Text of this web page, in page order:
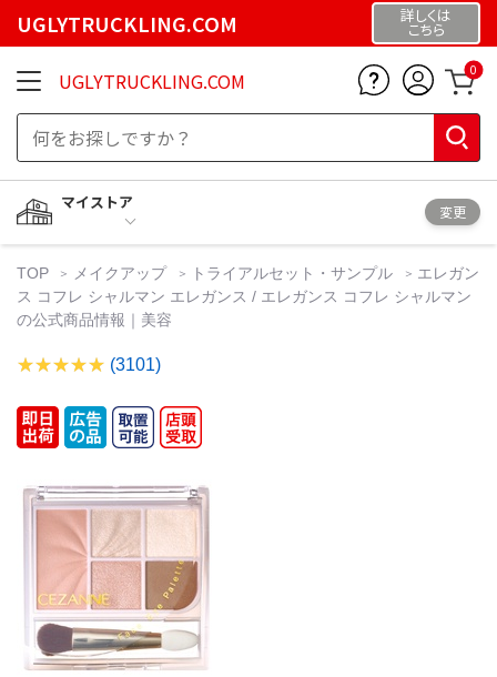
UGLYTRUCKLING.COM 詳しくは
こちら
UGLYTRUCKLING.COM 0
マイストア
変更
TOP メイクアップ トライアルセット・サンプル
エレガン
ス コフレ シャルマン エレガンス / エレガンス コフレ シャルマン
の公式商品情報｜美容
(3101)